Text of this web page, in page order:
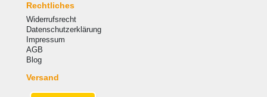
Rechtliches
Widerrufsrecht
Datenschutzerklärung
Impressum
AGB
Blog
Versand